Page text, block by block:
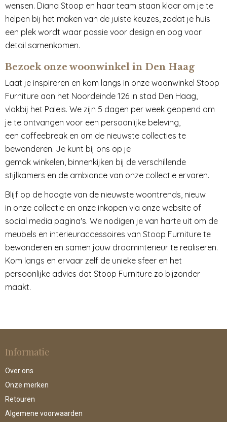
wensen. Diana Stoop en haar team staan klaar om je te
helpen bij het maken van de juiste keuzes, zodat je huis
een plek wordt waar passie voor design en oog voor
detail samenkomen.
Bezoek onze woonwinkel in Den Haag
Laat je inspireren en kom langs in onze woonwinkel Stoop
Furniture aan het Noordeinde 126 in stad Den Haag,
vlakbij het Paleis. We zijn 5 dagen per week geopend om
je te ontvangen voor een persoonlijke beleving,
een coffeebreak en om de nieuwste collecties te
bewonderen. Je kunt bij ons op je
gemak winkelen, binnenkijken bij de verschillende
stijlkamers en de ambiance van onze collectie ervaren.
Blijf op de hoogte van de nieuwste woontrends, nieuw
in onze collectie en onze inkopen via onze website of
social media pagina's. We nodigen je van harte uit om de
meubels en interieuraccessoires van Stoop Furniture te
bewonderen en samen jouw droominterieur te realiseren.
Kom langs en ervaar zelf de unieke sfeer en het
persoonlijke advies dat Stoop Furniture zo bijzonder
maakt.
Informatie
Over ons
Onze merken
Retouren
Algemene voorwaarden